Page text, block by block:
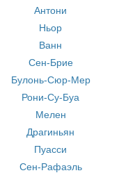
Антони
Ньор
Ванн
Сен-Брие
Булонь-Сюр-Мер
Рони-Су-Буа
Мелен
Драгиньян
Пуасси
Сен-Рафаэль